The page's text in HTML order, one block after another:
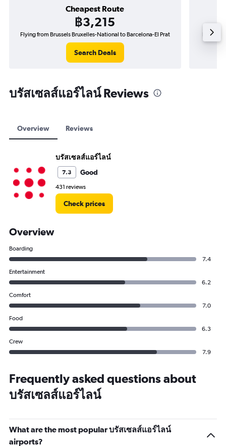
Cheapest Route
฿3,215
Flying from Brussels Bruxelles-National to Barcelona-El Prat
Search Deals
Flying
บรัสเซลส์แอร์ไลน์ Reviews
Overview Reviews
บรัสเซลส์แอร์ไลน์
7.3 Good
431 reviews
Check prices
Overview
Boarding
7.4
Entertainment
6.2
Comfort
7.0
Food
6.3
Crew
7.9
Frequently asked questions about
บรัสเซลส์แอร์ไลน์
What are the most popular บรัสเซลส์แอร์ไลน์
airports?